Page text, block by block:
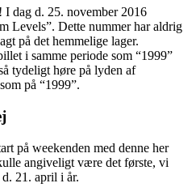
dag d. 25. november 2016
Levels”. Dette nummer har aldrig
på det hemmelige lager.
i samme periode som “1999”
tydeligt høre på lyden af
på “1999”.
på weekenden med denne her
angiveligt være det første, vi
21. april i år.